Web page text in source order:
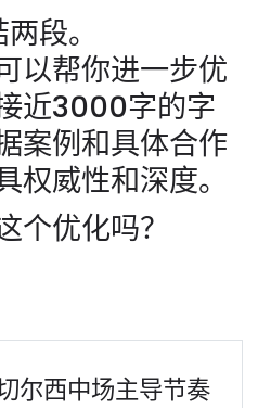
段。
以帮你进一步优
近3000字的字
案例和具体合作
权威性和深度。
个优化吗？
尔西中场主导节奏